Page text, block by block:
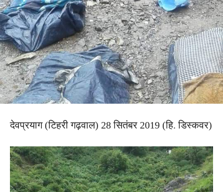
देवप्रयाग (टिहरी गढ़वाल) 28 सितंबर 2019 (हि. डिस्कवर)